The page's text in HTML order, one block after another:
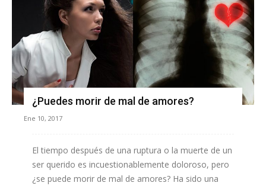
¿Puedes morir de mal de amores?
Ene 10, 2017
El tiempo después de una ruptura o la muerte de un
ser querido es incuestionablemente doloroso, pero
¿se puede morir de mal de amores? Ha sido una